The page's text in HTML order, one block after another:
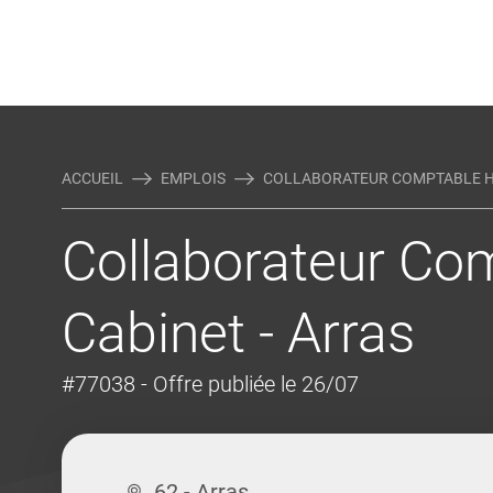
ACCUEIL EMPLOIS COLLABORATEUR COMPTABLE
Collaborateur
Cabinet - Arras
#77038 - Offre publiée le 26/07